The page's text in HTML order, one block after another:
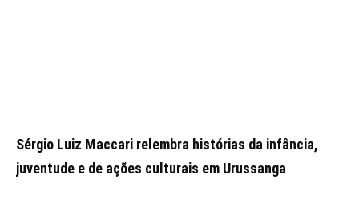
Sérgio Luiz Maccari relembra histórias da infância,
juventude e de ações culturais em Urussanga